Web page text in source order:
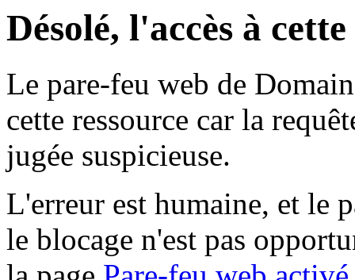
Désolé, l'accès à
Le pare-feu web de
cette ressource car la
jugée suspicieuse.
L'erreur est humaine, et le
le blocage n'est pas